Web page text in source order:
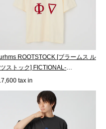
ROOTSTOCK [ブラームス ル
ストック] FICTIONAL-
88/...
tax in